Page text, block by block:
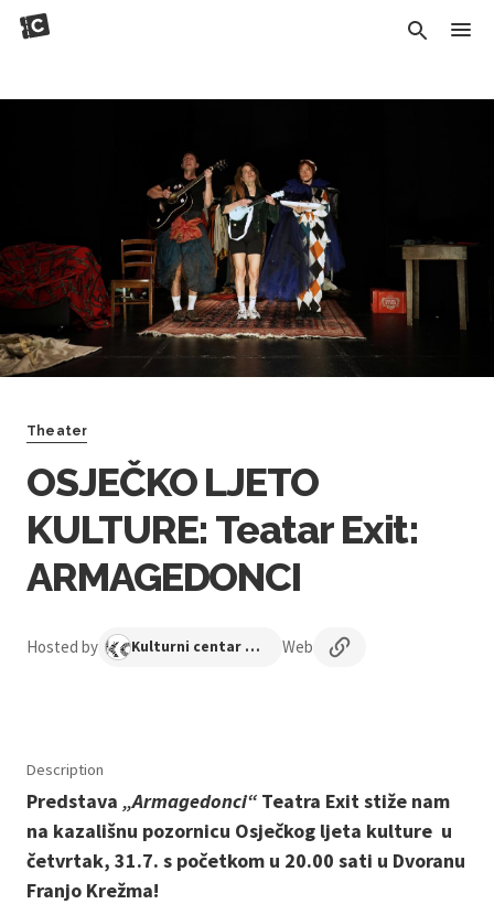
Theater
OSJEČKO LJETO
KULTURE: Teatar Exit:
ARMAGEDONCI
Hosted by Kulturni centar Osijek Web
Description
Predstava „Armagedonci“ Teatra Exit stiže nam
na kazališnu pozornicu Osječkog ljeta kulture u
četvrtak, 31.7. s početkom u 20.00 sati u Dvoranu
Franjo Krežma!